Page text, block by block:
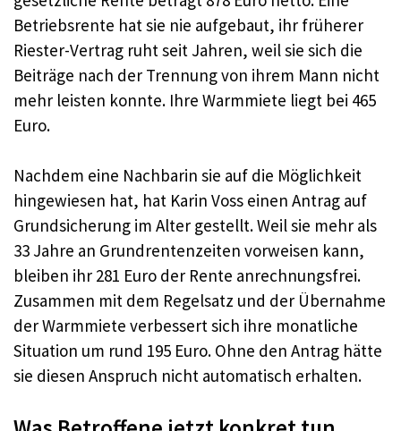
Betriebsrente hat sie nie aufgebaut, ihr früherer
Riester-Vertrag ruht seit Jahren, weil sie sich die
Beiträge nach der Trennung von ihrem Mann nicht
mehr leisten konnte. Ihre Warmmiete liegt bei 465
Euro.
Nachdem eine Nachbarin sie auf die Möglichkeit
hingewiesen hat, hat Karin Voss einen Antrag auf
Grundsicherung im Alter gestellt. Weil sie mehr als
33 Jahre an Grundrentenzeiten vorweisen kann,
bleiben ihr 281 Euro der Rente anrechnungsfrei.
Zusammen mit dem Regelsatz und der Übernahme
der Warmmiete verbessert sich ihre monatliche
Situation um rund 195 Euro. Ohne den Antrag hätte
sie diesen Anspruch nicht automatisch erhalten.